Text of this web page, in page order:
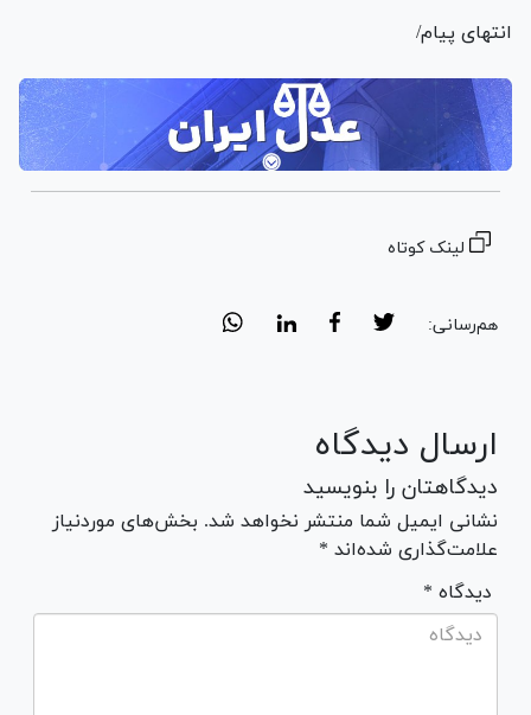
انتهای پیام/
لینک کوتاه
هم‌رسانی:
ارسال دیدگاه
دیدگاهتان را بنویسید
نشانی ایمیل شما منتشر نخواهد شد. بخش‌های موردنیاز
علامت‌گذاری شده‌اند *
* دیدگاه